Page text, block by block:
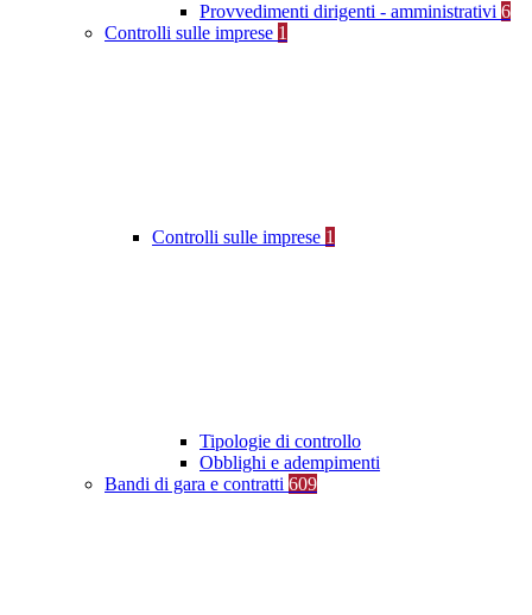
Provvedimenti dirigenti - amministrativi 6
Controlli sulle imprese 1
Controlli sulle imprese 1
Tipologie di controllo
Obblighi e adempimenti
Bandi di gara e contratti 609